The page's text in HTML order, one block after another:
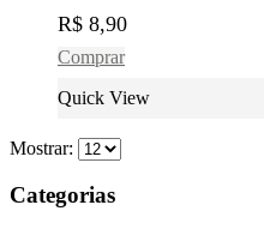
R$ 8,90
Comprar
Quick View
Mostrar:
Categorias